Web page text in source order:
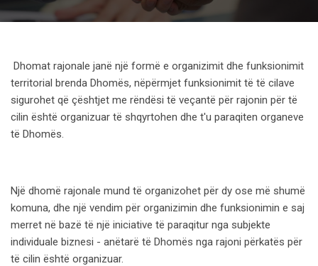
Dhomat rajonale janë një formë e organizimit dhe funksionimit
territorial brenda Dhomës, nëpërmjet funksionimit të të cilave
sigurohet që çështjet me rëndësi të veçantë për rajonin për të
cilin është organizuar të shqyrtohen dhe t'u paraqiten organeve
të Dhomës.
Një dhomë rajonale mund të organizohet për dy ose më shumë
komuna, dhe një vendim për organizimin dhe funksionimin e saj
merret në bazë të një iniciative të paraqitur nga subjekte
individuale biznesi - anëtarë të Dhomës nga rajoni përkatës për
të cilin është organizuar.